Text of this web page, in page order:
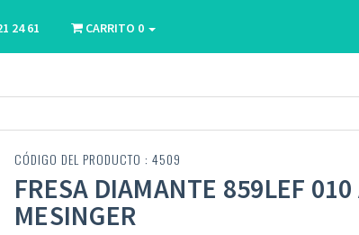
24 61 CARRITO 0
CÓDIGO DEL PRODUCTO : 4509
FRESA DIAMANTE 859LEF
MESINGER